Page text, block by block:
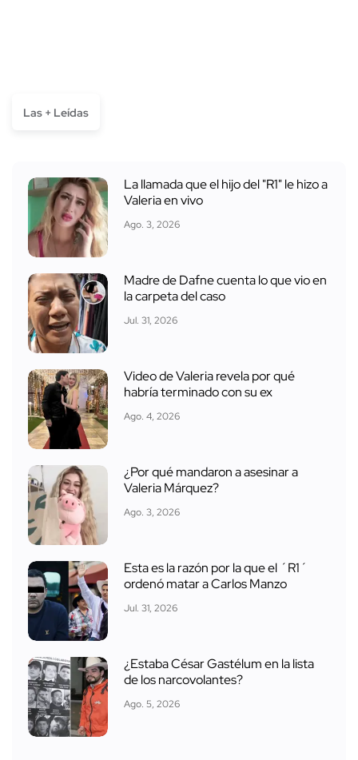
Las + Leídas
La llamada que el hijo del "R1" le hizo a
Valeria en vivo
Ago. 3, 2026
Madre de Dafne cuenta lo que vio en
la carpeta del caso
Jul. 31, 2026
Video de Valeria revela por qué
habría terminado con su ex
Ago. 4, 2026
¿Por qué mandaron a asesinar a
Valeria Márquez?
Ago. 3, 2026
Esta es la razón por la que el ´R1´
ordenó matar a Carlos Manzo
Jul. 31, 2026
¿Estaba César Gastélum en la lista
de los narcovolantes?
Ago. 5, 2026